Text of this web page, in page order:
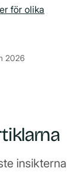
för olika
2026
insikterna